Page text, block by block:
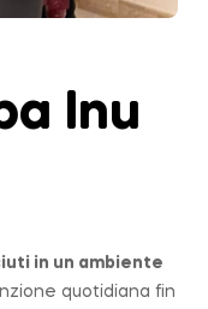
Inu
in un ambiente
quotidiana fin